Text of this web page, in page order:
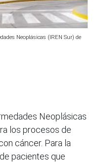
Neoplásicas (IREN Sur) de
Neoplásicas
los procesos de
cáncer. Para la
pacientes que